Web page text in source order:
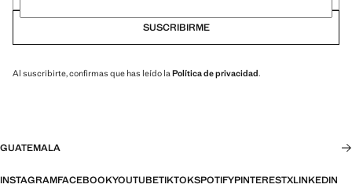
SUSCRIBIRME
Al suscribirte, confirmas que has leído laPolítica de privacidad.
GUATEMALA
INSTAGRAMFACEBOOKYOUTUBETIKTOKSPOTIFYPINTERESTXLINKEDIN